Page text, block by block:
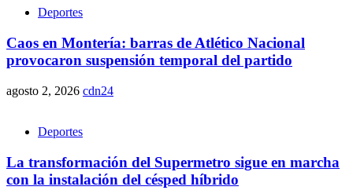
Deportes
Caos en Montería: barras de Atlético Nacional
provocaron suspensión temporal del partido
agosto 2, 2026 cdn24
Deportes
La transformación del Supermetro sigue en marcha
con la instalación del césped híbrido